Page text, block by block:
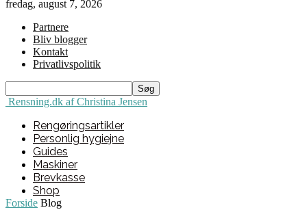
fredag, august 7, 2026
Partnere
Bliv blogger
Kontakt
Privatlivspolitik
Rensning.dk af Christina Jensen
Rengøringsartikler
Personlig hygiejne
Guides
Maskiner
Brevkasse
Shop
Forside Blog